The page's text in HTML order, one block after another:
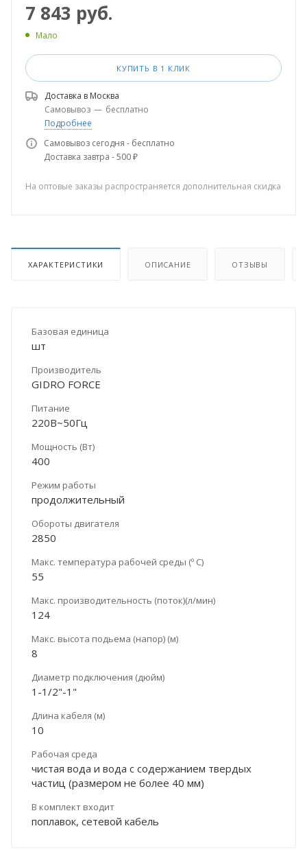
7 843 руб.
Мало
КУПИТЬ В 1 КЛИК
Доставка в Москва
Самовывоз — бесплатно
Подробнее
Самовывоз сегодня - бесплатно
Доставка завтра - 500 ₽
На оптовые заказы распространяется дополнительная скидка
ХАРАКТЕРИСТИКИ ОПИСАНИЕ ОТЗЫВЫ
Базовая единица
шт
Производитель
GIDRO FORCE
Питание
220В~50Гц
Мощность (Вт)
400
Режим работы
продолжительный
Обороты двигателя
2850
Макс. температура рабочей среды (º С)
55
Макс. производительность (поток)(л/мин)
124
Макс. высота подьема (напор) (м)
8
Диаметр подключения (дюйм)
1-1/2"-1"
Длина кабеля (м)
10
Рабочая среда
чистая вода и вода с содержанием твердых
частиц (размером не более 40 мм)
В комплект входит
поплавок, сетевой кабель